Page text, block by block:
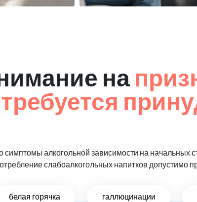
на
симптомы алкогольной зависимости на начальных
слабоалкогольных напитков допустимо
белая горячка галлюцинации